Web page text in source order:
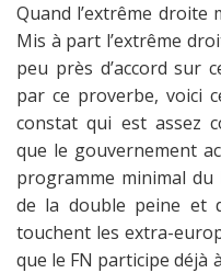
Quand l’extrême droite
Mis à part l’extrême
peu près d’accord sur
par ce proverbe, voici
constat qui est assez
que le gouvernement
programme minimal du
de la double peine et
touchent les extra-
que le FN participe déjà